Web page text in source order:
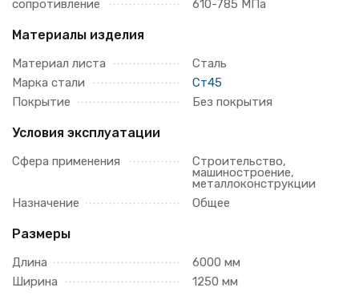
сопротивление 610-785 МПа
Материалы изделия
Материал листа
Сталь
Марка стали
Ст45
Покрытие
Без покрытия
Условия эксплуатации
Сфера применения Строительство,
машиностроение,
металлоконструкции
Назначение
Общее
Размеры
Длина
6000 мм
Ширина
1250 мм